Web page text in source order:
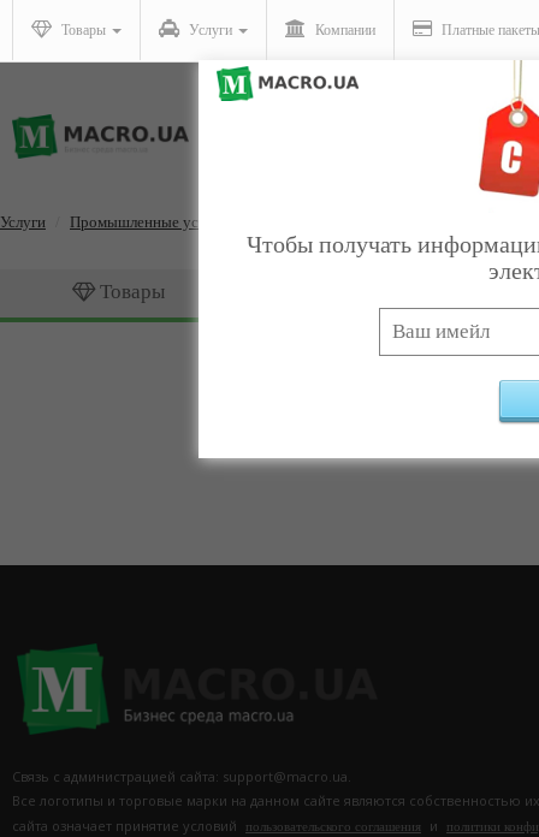
Товары Услуги Компании Платные пакеты
Услуги Промышленные услуги
Товары
Услуги
Связь с администрацией сайта: support@macro.ua.
Все логотипы и торговые марки на данном сайте являются собственностью
сайта означает принятие условий
пользовательского соглашения и политики
Чтобы получать